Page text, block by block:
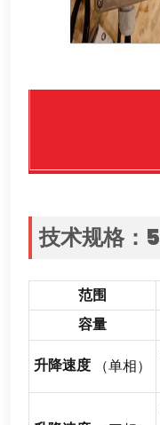
技术规格：5
范围
容量
升降速度 （单相）